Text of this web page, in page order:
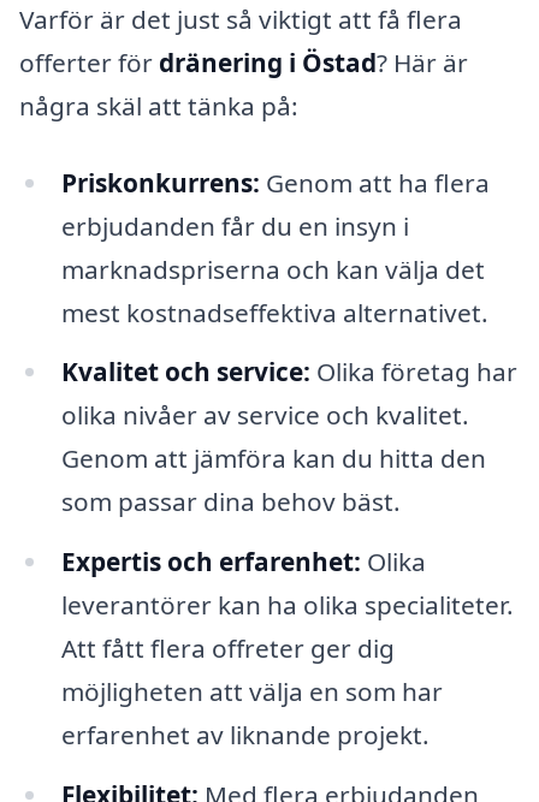
Varför är det just så viktigt att få flera
offerter för dränering i Östad? Här är
några skäl att tänka på:
Priskonkurrens: Genom att ha flera
erbjudanden får du en insyn i
marknadspriserna och kan välja det
mest kostnadseffektiva alternativet.
Kvalitet och service: Olika företag har
olika nivåer av service och kvalitet.
Genom att jämföra kan du hitta den
som passar dina behov bäst.
Expertis och erfarenhet: Olika
leverantörer kan ha olika specialiteter.
Att fått flera offreter ger dig
möjligheten att välja en som har
erfarenhet av liknande projekt.
Flexibilitet: Med flera erbjudanden